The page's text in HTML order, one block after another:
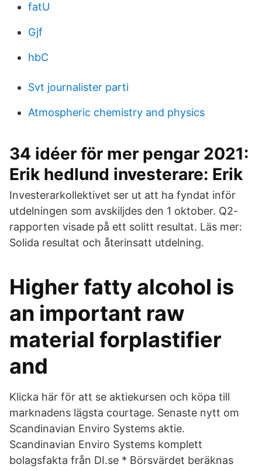
fatU
Gjf
hbC
Svt journalister parti
Atmospheric chemistry and physics
34 idéer för mer pengar 2021:
Erik hedlund investerare: Erik
Investerarkollektivet ser ut att ha fyndat inför
utdelningen som avskiljdes den 1 oktober. Q2-
rapporten visade på ett solitt resultat. Läs mer:
Solida resultat och återinsatt utdelning.
Higher fatty alcohol is
an important raw
material forplastifier
and
Klicka här för att se aktiekursen och köpa till
marknadens lägsta courtage. Senaste nytt om
Scandinavian Enviro Systems aktie.
Scandinavian Enviro Systems komplett
bolagsfakta från DI.se * Börsvärdet beräknas